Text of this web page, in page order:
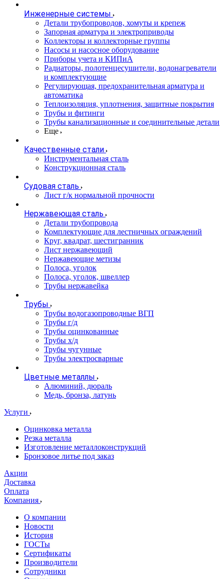
Инженерные системы
Детали трубопроводов, хомуты и крепеж
Запорная арматура и электроприводы
Коллекторы и коллекторные группы
Насосы и насосное оборудование
Приборы учета и КИПиА
Радиаторы, полотенцесушители, водонагреватели
и комплектующие
Регулирующая, предохранительная арматура и
автоматика
Теплоизоляция, уплотнения, защитные покрытия
Трубы и фитинги
Трубы канализационные и соединительные детали
Еще
Качественные стали
Инструментальная сталь
Конструкционная сталь
Судовая сталь
Лист г/к нормальной прочности
Нержавеющая сталь
Детали трубопровода
Комплектующие для лестничных ограждений
Круг, квадрат, шестигранник
Лист нержавеющий
Нержавеющие метизы
Полоса, уголок
Полоса, уголок, швеллер
Трубы нержавейка
Трубы
Трубы водогазопроводные ВГП
Трубы г/д
Трубы оцинкованные
Трубы х/д
Трубы чугунные
Трубы электросварные
Цветные металлы
Алюминий, дюраль
Медь, бронза, латунь
Услуги
Оцинковка металла
Резка металла
Изготовление металлоконструкций
Бронзовое литье под заказ
Акции
Доставка
Оплата
Компания
О компании
Новости
История
ГОСТы
Сертификаты
Производители
Сотрудники